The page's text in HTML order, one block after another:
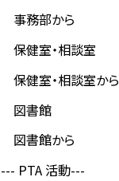
事務部から
保健室・相談室
保健室・相談室から
図書館
図書館から
--- PTA 活動---